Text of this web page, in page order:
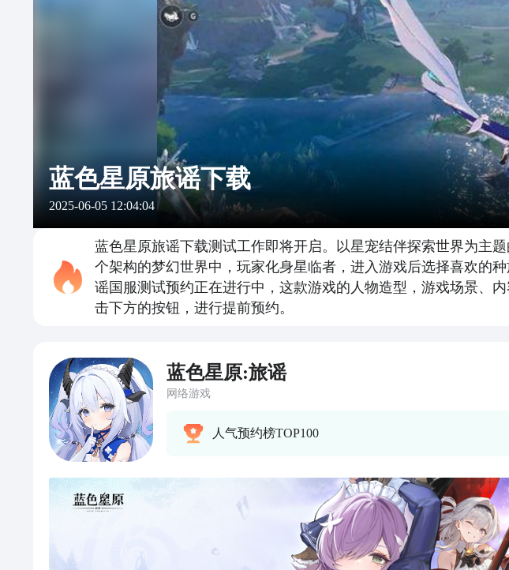
蓝色星原旅谣下载
2025-06-05 12:04:04
蓝色星原旅谣下载测试工作即将开启。以星宠结伴探索世界为主
个架构的梦幻世界中，玩家化身星临者，进入游戏后选择喜欢的
谣国服测试预约正在进行中，这款游戏的人物造型，游戏场景、
击下方的按钮，进行提前预约。
蓝色星原:旅谣
网络游戏
人气预约榜TOP100